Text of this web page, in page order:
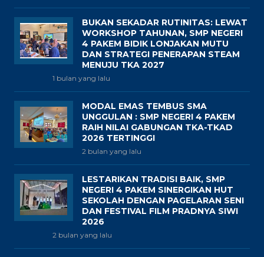
BUKAN SEKADAR RUTINITAS: LEWAT
WORKSHOP TAHUNAN, SMP NEGERI
4 PAKEM BIDIK LONJAKAN MUTU
DAN STRATEGI PENERAPAN STEAM
MENUJU TKA 2027
1 bulan yang lalu
MODAL EMAS TEMBUS SMA
UNGGULAN : SMP NEGERI 4 PAKEM
RAIH NILAI GABUNGAN TKA-TKAD
2026 TERTINGGI
2 bulan yang lalu
LESTARIKAN TRADISI BAIK, SMP
NEGERI 4 PAKEM SINERGIKAN HUT
SEKOLAH DENGAN PAGELARAN SENI
DAN FESTIVAL FILM PRADNYA SIWI
2026
2 bulan yang lalu